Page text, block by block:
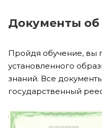
Документы об
Пройдя обучение, вы
установленного
знаний. Все
государственный